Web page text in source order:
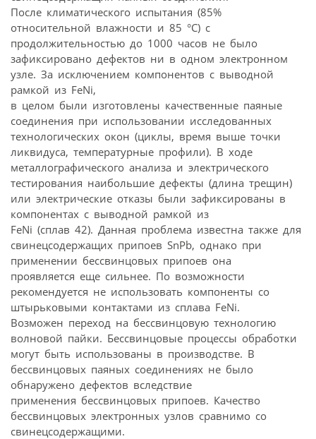
После климатического испытания (85%
относительной влажности и 85 °C) с
продолжительностью до 1000 часов не было
зафиксировано дефектов ни в одном электронном
узле. За исключением компонентов с выводной
рамкой из FeNi,
в целом были изготовлены качественные паяные
соединения при использовании исследованных
технологических окон (циклы, время выше точки
ликвидуса, температурные профили). В ходе
металлографического анализа и электрического
тестирования наибольшие дефекты (длина трещин)
или электрические отказы были зафиксированы в
компонентах с выводной рамкой из
FeNi (сплав 42). Данная проблема известна также для
свинецсодержащих припоев SnPb, однако при
применении бессвинцовых припоев она
проявляется еще сильнее. По возможности
рекомендуется не использовать компоненты со
штырьковыми контактами из сплава FeNi.
Возможен переход на бессвинцовую технологию
волновой пайки. Бессвинцовые процессы обработки
могут быть использованы в производстве. В
бессвинцовых паяных соединениях не было
обнаружено дефектов вследствие
применения бессвинцовых припоев. Качество
бессвинцовых электронных узлов сравнимо со
свинецсодержащими.